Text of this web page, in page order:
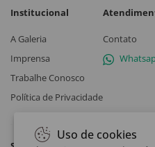
Institucional
A Galeria
Imprensa
Trabalhe Conosco
Política de Privacidade
Contato
Uso de cookies